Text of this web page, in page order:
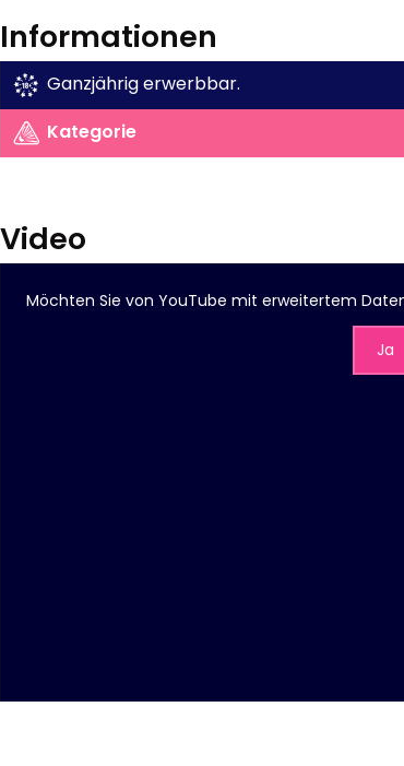
Informationen
Ganzjährig erwerbbar.
Kategorie
Video
Möchten Sie vonYouTube mit erweitertem
Ja